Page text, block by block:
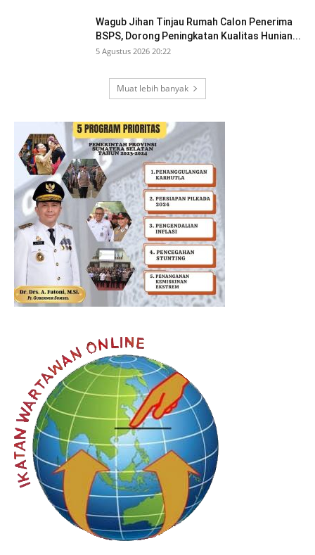
Wagub Jihan Tinjau Rumah Calon Penerima
BSPS, Dorong Peningkatan Kualitas Hunian...
5 Agustus 2026 20:22
Muat lebih banyak